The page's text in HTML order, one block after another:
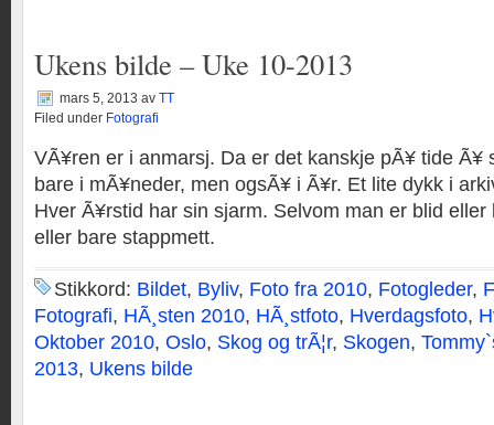
Ukens bilde – Uke 10-2013
mars 5, 2013 av TT
Filed under Fotografi
VÃ¥ren er i anmarsj. Da er det kanskje pÃ¥ tide Ã¥
bare i mÃ¥neder, men ogsÃ¥ i Ã¥r. Et lite dykk i
Hver Ã¥rstid har sin sjarm. Selvom man er blid eller
eller bare stappmett.
Stikkord: Bildet, Byliv, Foto fra 2010, Fotogleder,
Fotografi, HÃ¸sten 2010, HÃ¸stfoto, Hverdagsfoto,
Oktober 2010, Oslo, Skog og trÃ¦r, Skogen,
2013, Ukens bilde